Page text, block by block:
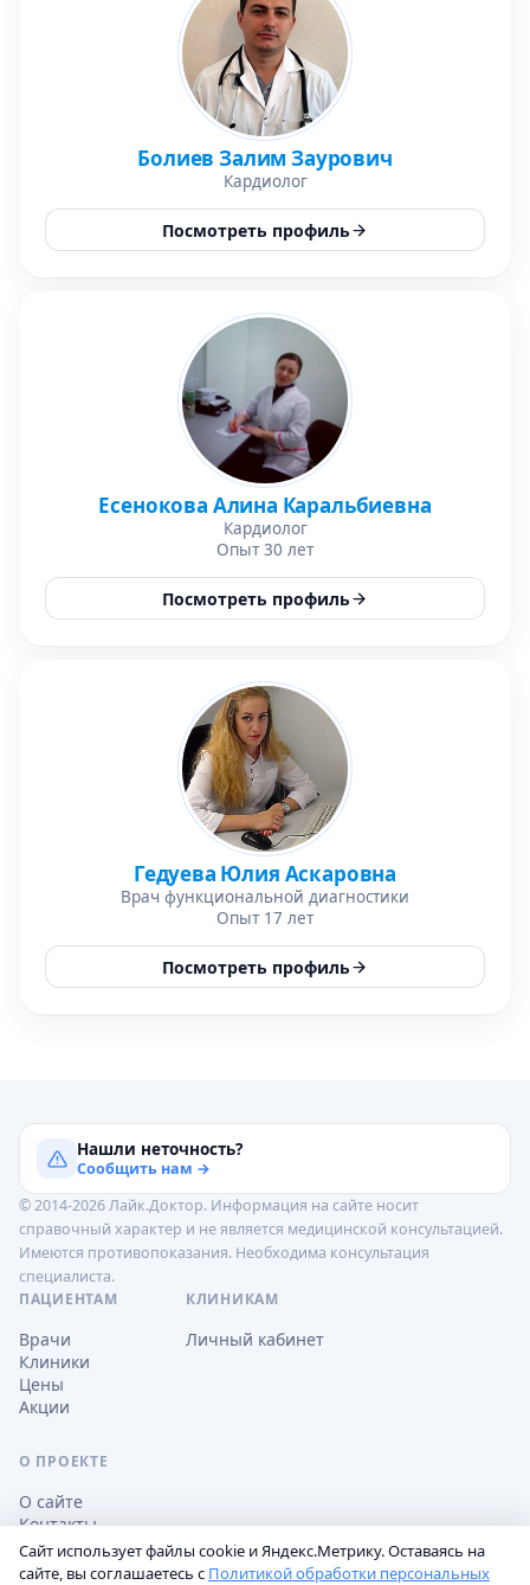
Болиев Залим Заурович
Кардиолог
Посмотреть профиль
Есенокова Алина Каральбиевна
Кардиолог
Опыт 30 лет
Посмотреть профиль
Гедуева Юлия Аскаровна
Врач функциональной диагностики
Опыт 17 лет
Посмотреть профиль
Нашли неточность?
Сообщить нам →
© 2014-2026 Лайк.Доктор. Информация на сайте носит
справочный характер и не является медицинской консультацией.
Имеются противопоказания. Необходима консультация
специалиста.
ПАЦИЕНТАМ
Врачи
Клиники
Цены
Акции
КЛИНИКАМ
Личный кабинет
О ПРОЕКТЕ
О сайте
Контакты
Сайт использует файлы cookie и Яндекс.Метрику. Оставаясь на
сайте, вы соглашаетесь с Политикой обработки персональных